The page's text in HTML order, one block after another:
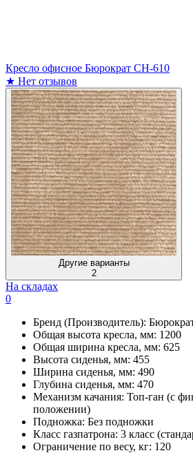
Кресло офисное Бюрократ CH-610
★ Нет отзывов
Другие варианты
2
На складах
0
Бренд (Производитель):
Общая высота кресла, мм: 1200
Общая ширина кресла, мм: 625
Высота сиденья, мм: 455
Ширина сиденья, мм: 490
Глубина сиденья, мм: 470
Механизм качания: Топ-ган (с
положении)
Подножка: Без подножки
Класс газпатрона: 3 класс
Ограничение по весу, кг: 120